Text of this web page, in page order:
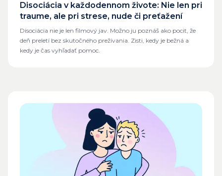
Disociácia v každodennom živote: Nie len pri
traume, ale pri strese, nude či preťažení
Disociácia nie je len filmový jav. Možno ju poznáš ako pocit, že
deň preletí bez skutočného prežívania. Zisti, kedy je bežná a
kedy je čas vyhľadať pomoc.